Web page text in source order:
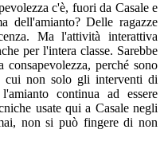
c'è, fuori da Casale e
dell'amianto? Delle ragazze
Ma l'attività interattiva
per l'intera classe. Sarebbe
consapevolezza, perché sono
cui non solo gli interventi di
continua ad essere
usate qui a Casale negli
non si può fingere di non